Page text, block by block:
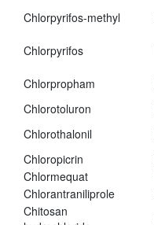
Chlorpyrifos-methyl
Chlorpyrifos
Chlorpropham
Chlorotoluron
Chlorothalonil
Chloropicrin
Chlormequat
Chlorantraniliprole
Chitosan